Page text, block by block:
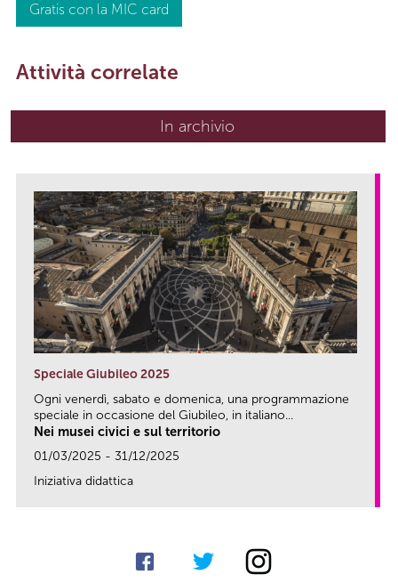
Gratis con la MIC card
Attività correlate
In archivio
Speciale Giubileo 2025
Ogni venerdì, sabato e domenica, una programmazione
speciale in occasione del Giubileo, in italiano...
Nei musei civici e sul territorio
01/03/2025 - 31/12/2025
Iniziativa didattica